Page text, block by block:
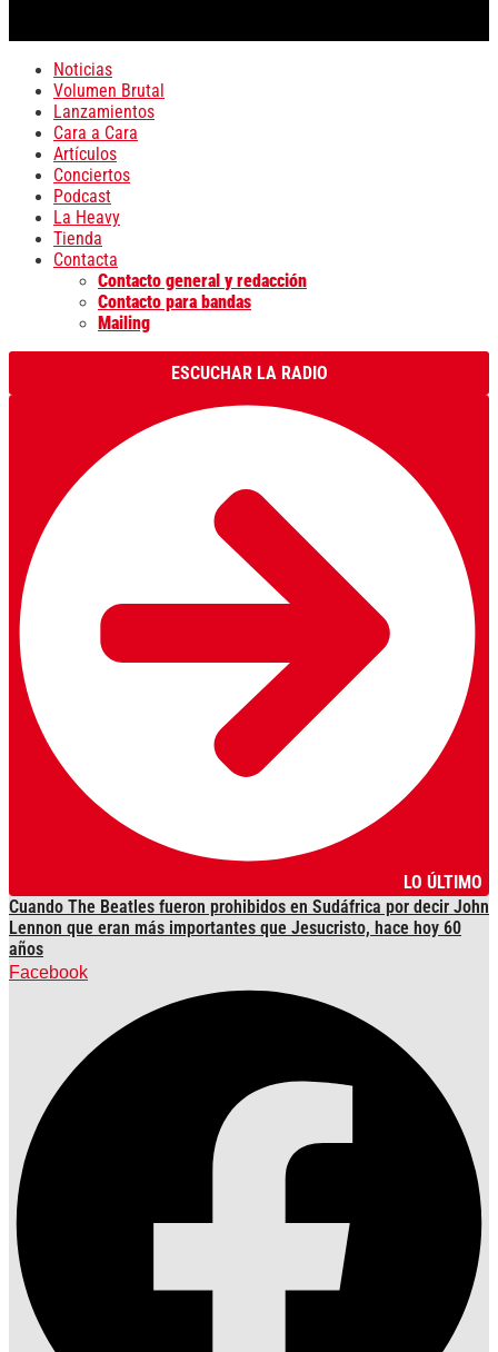
Noticias
Volumen Brutal
Lanzamientos
Cara a Cara
Artículos
Conciertos
Podcast
La Heavy
Tienda
Contacta
Contacto general y redacción
Contacto para bandas
Mailing
ESCUCHAR LA RADIO
LO ÚLTIMO
Cuando The Beatles fueron prohibidos en Sudáfrica por decir John
Lennon que eran más importantes que Jesucristo, hace hoy 60
años
Facebook